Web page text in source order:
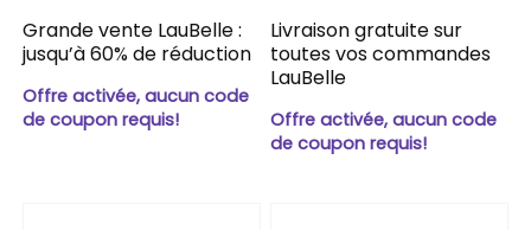
Grande vente LauBelle :
jusqu’à 60% de réduction
Offre activée, aucun code
de coupon requis!
Livraison gratuite sur
toutes vos commandes
LauBelle
Offre activée, aucun code
de coupon requis!